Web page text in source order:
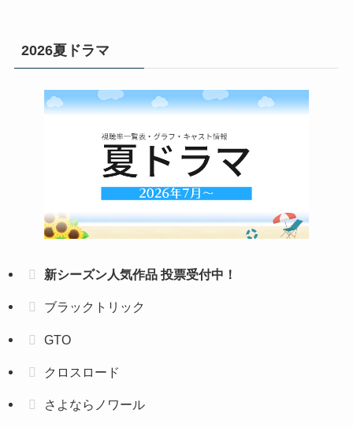
2026夏ドラマ
新シーズン人気作品 投票受付中！
ブラックトリック
GTO
クロスロード
さよならノワール